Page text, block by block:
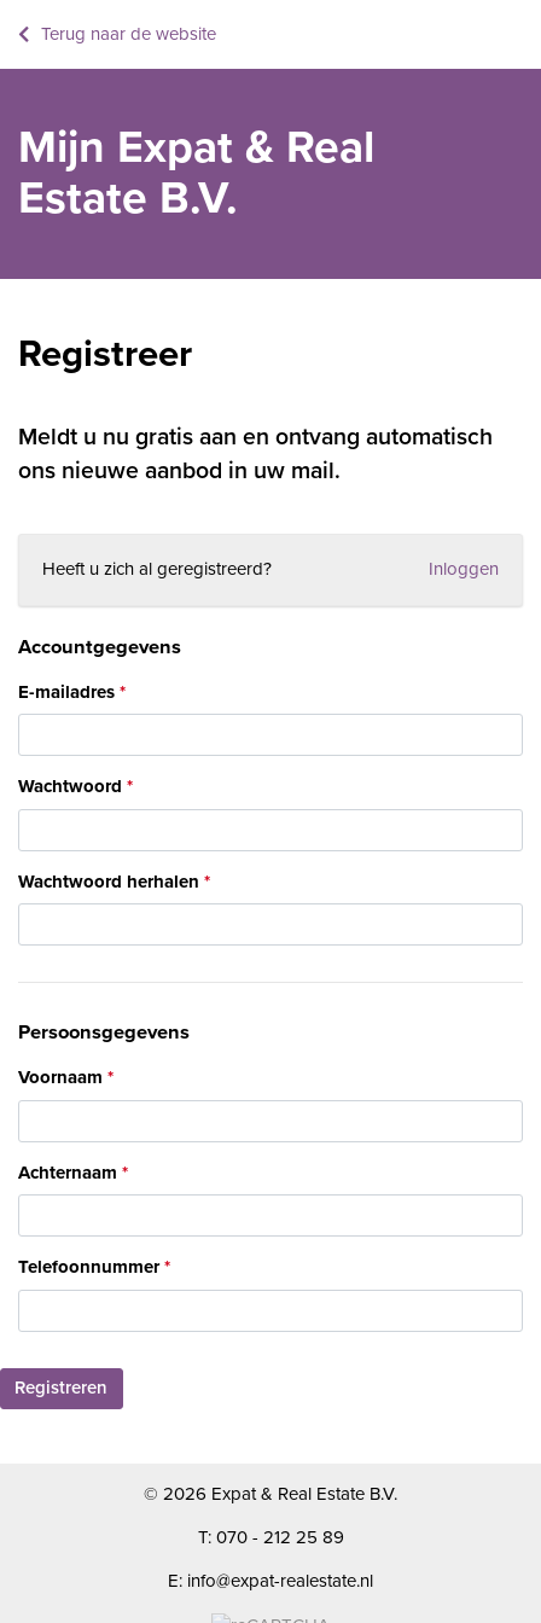
Terug naar de website
Mijn Expat & Real
Estate B.V.
Registreer
Meldt u nu gratis aan en ontvang automatisch
ons nieuwe aanbod in uw mail.
Heeft u zich al geregistreerd? Inloggen
Accountgegevens
E-mailadres
Wachtwoord
Wachtwoord herhalen
Persoonsgegevens
Voornaam
Achternaam
Telefoonnummer
Registreren
© 2026 Expat & Real Estate B.V.
T: 070 - 212 25 89
E: info@expat-realestate.nl